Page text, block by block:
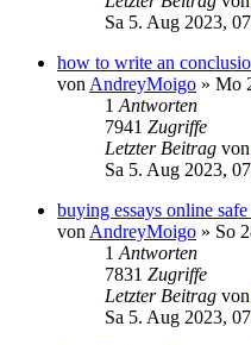
Sa 5. Aug 2023,
how to write an
von AndreyMoigo » Mo
1 Antworten
7941 Zugriffe
Letzter Beitrag von
Sa 5. Aug 2023,
buying essays online
von AndreyMoigo » So
1 Antworten
7831 Zugriffe
Letzter Beitrag von
Sa 5. Aug 2023,